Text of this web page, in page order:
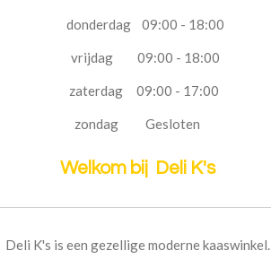
donderdag 09:00 - 18:00
vrijdag 09:00 - 18:00
zaterdag 09:00 - 17:00
zondag Gesloten
Welkom bij Deli K's
Deli K's is een gezellige moderne kaaswinkel.